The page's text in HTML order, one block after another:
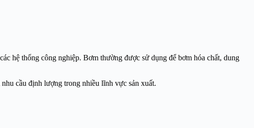
hệ thống công nghiệp. Bơm thường được sử dụng để bơm hóa chất, dung
nhu cầu định lượng trong nhiều lĩnh vực sản xuất.